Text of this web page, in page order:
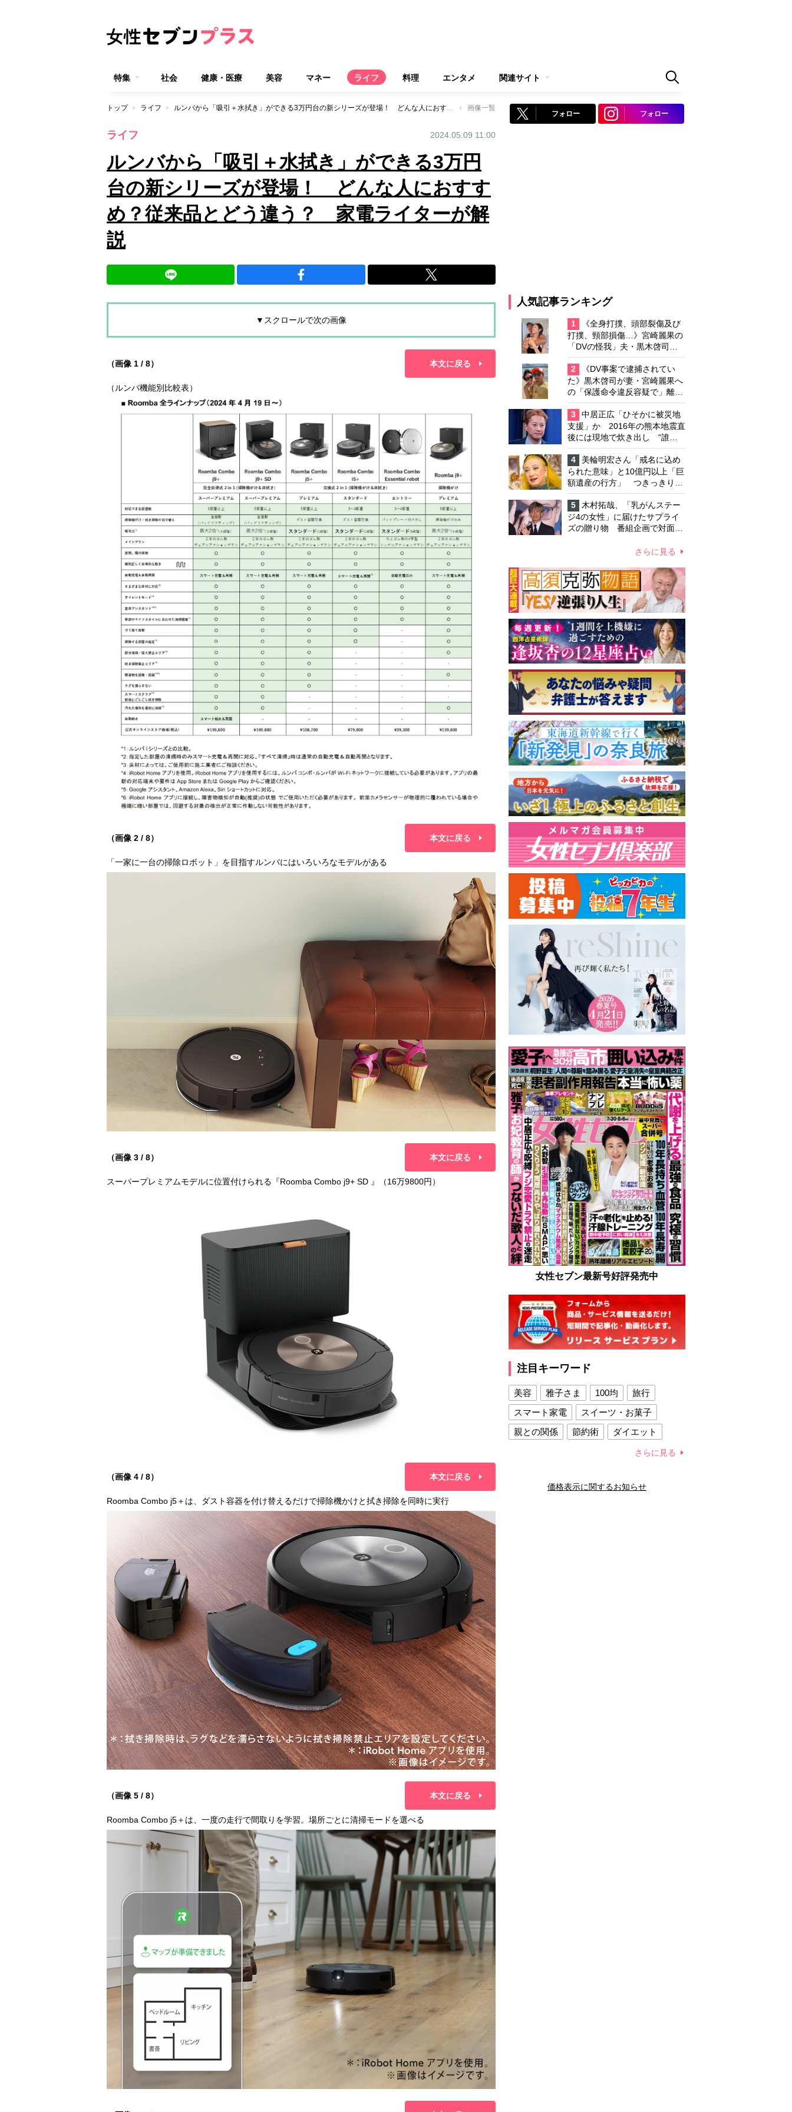
特集 社会 健康・医療 美容 マネー ライフ 料理 エンタメ 関連サイト
トップ ライフ ルンバから「吸引＋水拭き」ができる3万円台の新シリーズが登場！ どんな人におすすめ？従来品とどう違う？ 家電ライターが解説 画像一覧
ライフ 2024.05.09 11:00
ルンバから「吸引＋水拭き」ができる3万円
台の新シリーズが登場！ どんな人におすす
め？従来品とどう違う？ 家電ライターが解
説
▼スクロールで次の画像
（画像 1 / 8） 本文に戻る
（ルンバ機能別比較表）
（画像 2 / 8） 本文に戻る
「一家に一台の掃除ロボット」を目指すルンバにはいろいろなモデルがある
（画像 3 / 8） 本文に戻る
スーパープレミアムモデルに位置付けられる『Roomba Combo j9+ SD 』（16万9800円）
（画像 4 / 8） 本文に戻る
Roomba Combo j5＋は、ダスト容器を付け替えるだけで掃除機かけと拭き掃除を同時に実行
（画像 5 / 8） 本文に戻る
Roomba Combo j5＋は、一度の走行で間取りを学習。場所ごとに清掃モードを選べる
フォロー フォロー
人気記事ランキング
1
《全身打撲、頭部裂傷及び
打撲、頸部損傷…》宮崎麗果の
「DVの怪我」夫・黒木啓司の
逮捕で始まる「夫婦の闘争」
2
《DV事案で逮捕されてい
た》黒木啓司が妻・宮崎麗果へ
の「保護命令違反容疑で」離婚
協議は「第二ステージ」へ
3
中居正広「ひそかに被災地
支援」か 2016年の熊本地震直
後には現地で炊き出し “誰に
も知られなくて良い”と、むし
ろ強まる福祉活動への思い
4
美輪明宏さん「戒名に込め
られた意味」と10億円以上「巨
額遺産の行方」 つきっきりで
私生活をサポートしていた元俳
優が相続か
5
木村拓哉、「乳がんステー
ジ4の女性」に届けたサプライ
ズの贈り物 番組企画で対面し
心遣いに「うれしくて号泣しま
さらに見る
女性セブン最新号好評発売中
注目キーワード
美容 雅子さま 100均
旅行
スマート家電
スイーツ・お菓子
親との関係
節約術
ダイエット
夫との関係
新津春子 どか食い
さらに見る
価格表示に関するお知らせ